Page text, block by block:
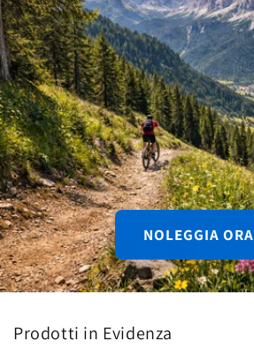
NOLEGGIA ORA
Prodotti in Evidenza